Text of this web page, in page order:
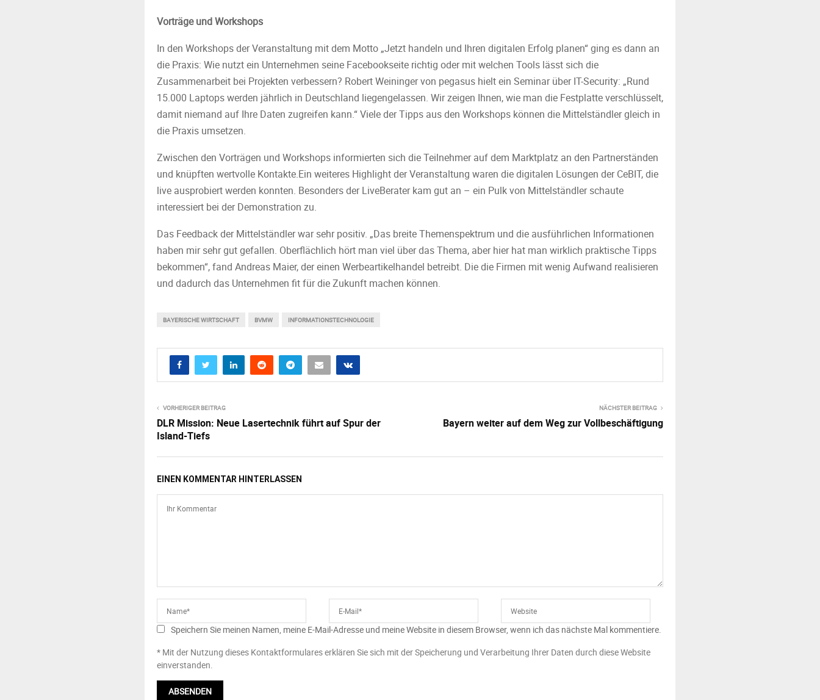
Vorträge und Workshops
In den Workshops der Veranstaltung mit dem Motto „Jetzt handeln und Ihren digitalen Erfolg planen“ ging es dann an
die Praxis: Wie nutzt ein Unternehmen seine Facebookseite richtig oder mit welchen Tools lässt sich die
Zusammenarbeit bei Projekten verbessern? Robert Weininger von pegasus hielt ein Seminar über IT-Security: „Rund
15.000 Laptops werden jährlich in Deutschland liegengelassen. Wir zeigen Ihnen, wie man die Festplatte verschlüsselt,
damit niemand auf Ihre Daten zugreifen kann.“ Viele der Tipps aus den Workshops können die Mittelständler gleich in
die Praxis umsetzen.
Zwischen den Vorträgen und Workshops informierten sich die Teilnehmer auf dem Marktplatz an den Partnerständen
und knüpften wertvolle Kontakte.Ein weiteres Highlight der Veranstaltung waren die digitalen Lösungen der CeBIT, die
live ausprobiert werden konnten. Besonders der LiveBerater kam gut an – ein Pulk von Mittelständler schaute
interessiert bei der Demonstration zu.
Das Feedback der Mittelständler war sehr positiv. „Das breite Themenspektrum und die ausführlichen Informationen
haben mir sehr gut gefallen. Oberflächlich hört man viel über das Thema, aber hier hat man wirklich praktische Tipps
bekommen“, fand Andreas Maier, der einen Werbeartikelhandel betreibt. Die die Firmen mit wenig Aufwand realisieren
und dadurch das Unternehmen fit für die Zukunft machen können.
BAYERISCHE WIRTSCHAFT BVMW INFORMATIONSTECHNOLOGIE
VORHERIGER BEITRAG
DLR Mission: Neue Lasertechnik führt auf Spur der
Island-Tiefs
NÄCHSTER BEITRAG
Bayern weiter auf dem Weg zur Vollbeschäftigung
EINEN KOMMENTAR HINTERLASSEN
Speichern Sie meinen Namen, meine E-Mail-Adresse und meine Website in diesem Browser, wenn ich das nächste Mal kommentiere.
* Mit der Nutzung dieses Kontaktformulares erklären Sie sich mit der Speicherung und Verarbeitung Ihrer Daten durch diese Website
einverstanden.